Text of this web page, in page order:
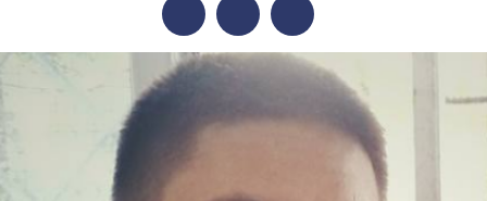
FacebookTwitterTelegram